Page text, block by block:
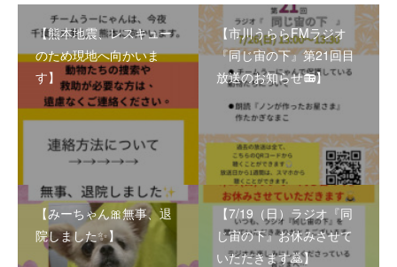
【熊本地震、レスキュー
のため現地へ向かいま
す】
【市川うららFMラジオ
『同じ宙の下』第21回目
放送のお知らせ📻】
【みーちゃん🎀無事、退
院しました✨】
【7/19（日）ラジオ『同
じ宙の下』お休みさせて
いただきます🙇】